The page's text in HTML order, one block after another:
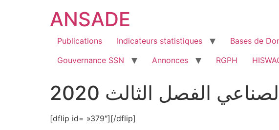
ANSADE
Publications Indicateurs statistiques Bases de
Gouvernance SSN
Annonces RGPH
الفصل الثالث 2020
[dflip id= »379″][/dflip]